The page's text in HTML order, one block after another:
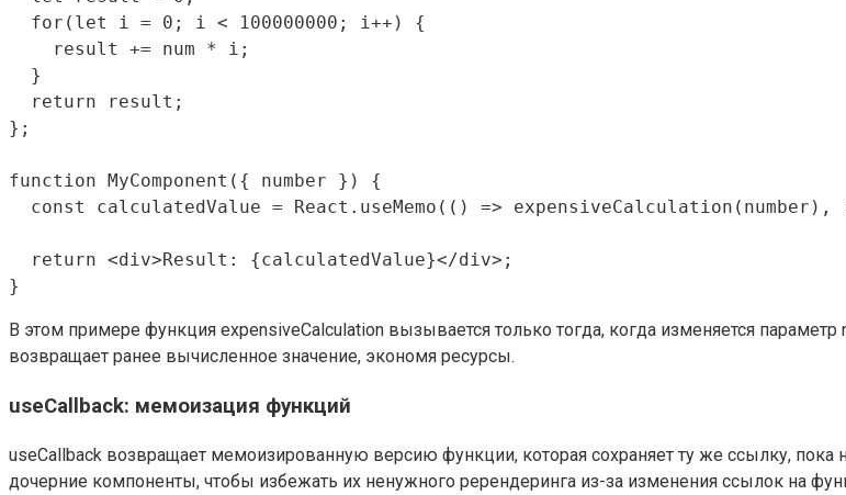
  for(let i = 0; i < 100000000; i++) {
    result += num * i;
  }
  return result;
};
function MyComponent({ number }) {
const calculatedValue = React.useMemo(() => expensiveCalculation(number),
  return <div>Result: {calculatedValue}</div>;
В этом примере функция expensiveCalculation вызывается только тогда, когда изменяется
возвращает ранее вычисленное значение, экономя ресурсы.
useCallback: мемоизация функций
useCallback возвращает мемоизированную версию функции, которая сохраняет ту же ссылку,
дочерние компоненты, чтобы избежать их ненужного ререндеринга из-за изменения ссылок на